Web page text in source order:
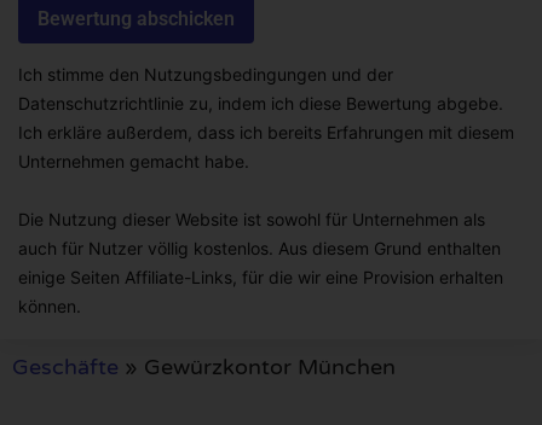
Ich stimme den Nutzungsbedingungen und der
Datenschutzrichtlinie zu, indem ich diese Bewertung abgebe.
Ich erkläre außerdem, dass ich bereits Erfahrungen mit diesem
Unternehmen gemacht habe.
Die Nutzung dieser Website ist sowohl für Unternehmen als
auch für Nutzer völlig kostenlos. Aus diesem Grund enthalten
einige Seiten Affiliate-Links, für die wir eine Provision erhalten
können.
Geschäfte » Gewürzkontor München